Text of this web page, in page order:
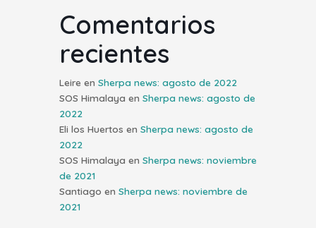
Comentarios
recientes
Leire en Sherpa news: agosto de 2022
SOS Himalaya en Sherpa news: agosto de
2022
Eli los Huertos en Sherpa news: agosto de
2022
SOS Himalaya en Sherpa news: noviembre
de 2021
Santiago en Sherpa news: noviembre de
2021